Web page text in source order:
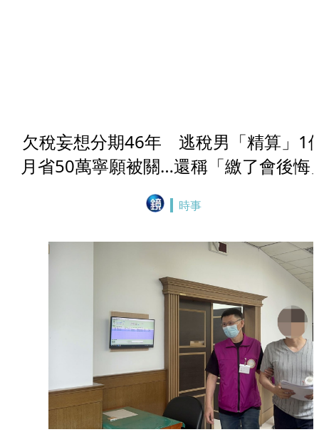
欠稅妄想分期46年 逃稅男「精算」1
月省50萬寧願被關…還稱「繳了會後悔
時事